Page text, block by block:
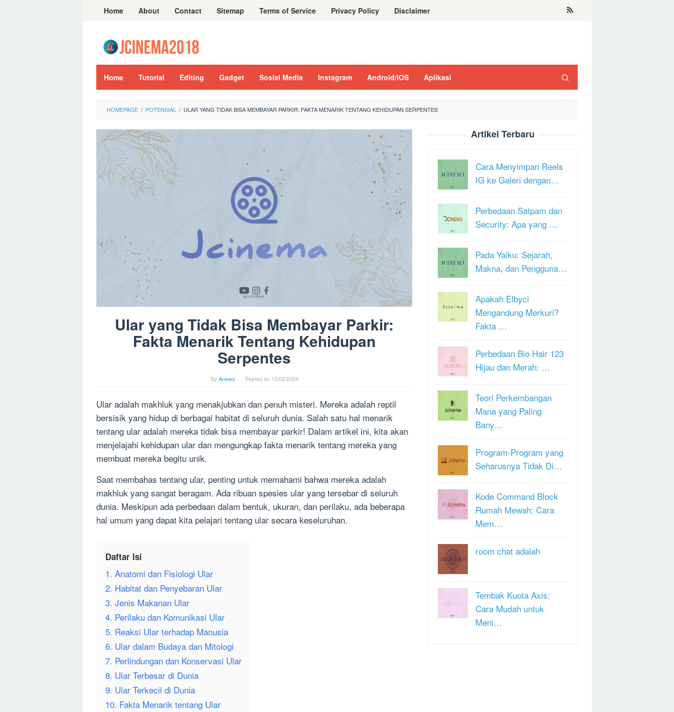
Home About Contact Sitemap Terms of Service Privacy Policy Disclaimer
Home Tutorial Editing Gadget Sosial Media Instagram Android/iOS Aplikasi
HOMEPAGE / POTENSIAL / ULAR YANG TIDAK BISA MEMBAYAR PARKIR: FAKTA MENARIK TENTANG KEHIDUPAN SERPENTES
Ular yang Tidak Bisa Membayar Parkir:
Fakta Menarik Tentang Kehidupan
Serpentes
By Anews Posted on 13/02/2024
Ular adalah makhluk yang menakjubkan dan penuh misteri. Mereka adalah reptil
bersisik yang hidup di berbagai habitat di seluruh dunia. Salah satu hal menarik
tentang ular adalah mereka tidak bisa membayar parkir! Dalam artikel ini, kita akan
menjelajahi kehidupan ular dan mengungkap fakta menarik tentang mereka yang
membuat mereka begitu unik.
Saat membahas tentang ular, penting untuk memahami bahwa mereka adalah
makhluk yang sangat beragam. Ada ribuan spesies ular yang tersebar di seluruh
dunia. Meskipun ada perbedaan dalam bentuk, ukuran, dan perilaku, ada beberapa
hal umum yang dapat kita pelajari tentang ular secara keseluruhan.
Daftar Isi
1. Anatomi dan Fisiologi Ular
2. Habitat dan Penyebaran Ular
3. Jenis Makanan Ular
4. Perilaku dan Komunikasi Ular
5. Reaksi Ular terhadap Manusia
6. Ular dalam Budaya dan Mitologi
7. Perlindungan dan Konservasi Ular
8. Ular Terbesar di Dunia
9. Ular Terkecil di Dunia
10. Fakta Menarik tentang Ular
Artikel Terbaru
Cara Menyimpan Reels
IG ke Galeri dengan…
Perbedaan Satpam dan
Security: Apa yang …
Pada Yaiku: Sejarah,
Makna, dan Pengguna…
Apakah Elbyci
Mengandung Merkuri?
Fakta …
Perbedaan Bio Hair 123
Hijau dan Merah: …
Teori Perkembangan
Mana yang Paling
Bany…
Program-Program yang
Seharusnya Tidak Di…
Kode Command Block
Rumah Mewah: Cara
Mem…
room chat adalah
Tembak Kuota Axis:
Cara Mudah untuk
Meni…